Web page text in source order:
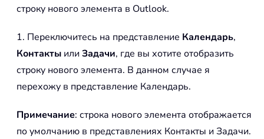
строку нового элемента в Outlook.
1. Переключитесь на представление Календарь,
Контакты или Задачи, где вы хотите отобразить
строку нового элемента. В данном случае я
перехожу в представление Календарь.
Примечание: строка нового элемента отображается
по умолчанию в представлениях Контакты и Задачи.